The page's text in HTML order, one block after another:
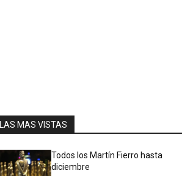
LAS MAS VISTAS
Todos los Martín Fierro hasta
diciembre